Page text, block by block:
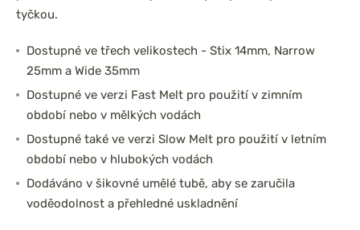
tyčkou.
Dostupné ve třech velikostech - Stix 14mm, Narrow
25mm a Wide 35mm
Dostupné ve verzi Fast Melt pro použití v zimním
období nebo v mělkých vodách
Dostupné také ve verzi Slow Melt pro použití v letním
období nebo v hlubokých vodách
Dodáváno v šikovné umělé tubě, aby se zaručila
voděodolnost a přehledné uskladnění